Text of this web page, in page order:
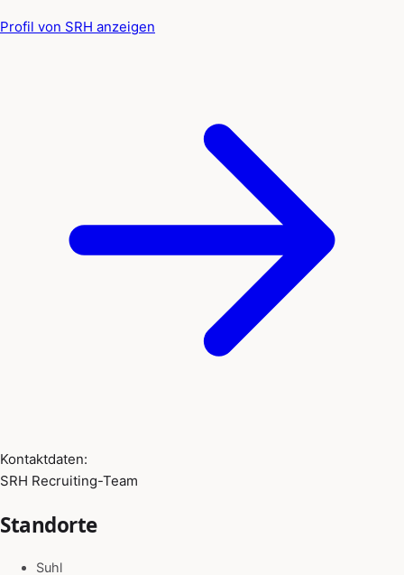
Profil von SRH anzeigen
Kontaktdaten:
SRH Recruiting-Team
Standorte
Suhl